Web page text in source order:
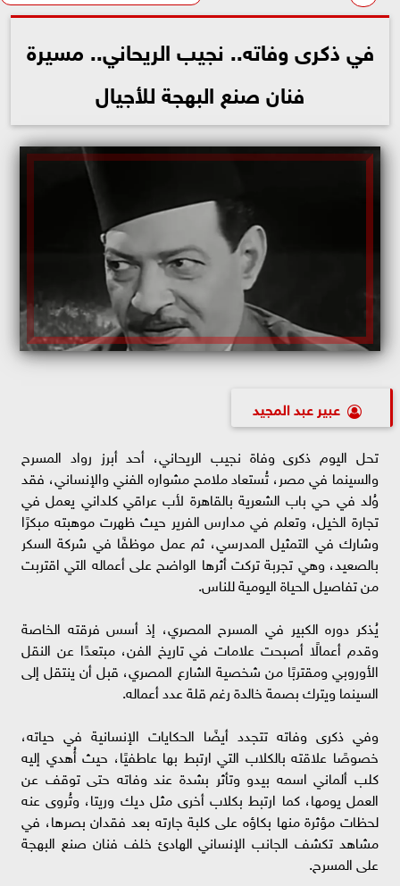
في ذكرى وفاته.. نجيب الريحاني.. مسيرة
فنان صنع البهجة للأجيال
عبير عبد المجيد
تحل اليوم ذكرى وفاة نجيب الريحاني، أحد أبرز رواد المسرح
والسينما في مصر، تُستعاد ملامح مشواره الفني والإنساني، فقد
وُلد في حي باب الشعرية بالقاهرة لأب عراقي كلداني يعمل في
تجارة الخيل، وتعلم في مدارس الفرير حيث ظهرت موهبته مبكرًا
وشارك في التمثيل المدرسي، ثم عمل موظفًا في شركة السكر
بالصعيد، وهي تجربة تركت أثرها الواضح على أعماله التي اقتربت
من تفاصيل الحياة اليومية للناس.
يُذكر دوره الكبير في المسرح المصري، إذ أسس فرقته الخاصة
وقدم أعمالًا أصبحت علامات في تاريخ الفن، مبتعدًا عن النقل
الأوروبي ومقتربًا من شخصية الشارع المصري، قبل أن ينتقل إلى
السينما ويترك بصمة خالدة رغم قلة عدد أعماله.
وفي ذكرى وفاته تتجدد أيضًا الحكايات الإنسانية في حياته،
خصوصًا علاقته بالكلاب التي ارتبط بها عاطفيًا، حيث أُهدي إليه
كلب ألماني اسمه بيدو وتأثر بشدة عند وفاته حتى توقف عن
العمل يومها، كما ارتبط بكلاب أخرى مثل ديك وريتا، وتُروى عنه
لحظات مؤثرة منها بكاؤه على كلبة جارته بعد فقدان بصرها، في
مشاهد تكشف الجانب الإنساني الهادئ خلف فنان صنع البهجة
على المسرح.